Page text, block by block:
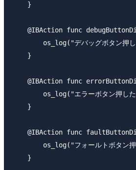
    }
@IBAction func
os_log("デバッグボタン
    }
@IBAction func
os_log("エラーボタン押
    }
@IBAction func
os_log("フォールトボタ
    }